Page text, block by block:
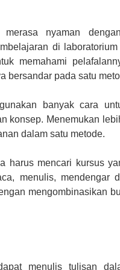
nyaman
di
memahami
bersandar pada satu
banyak cara
konsep. Menemukan
dalam satu metode.
harus mencari kursus
menulis, mendengar
mengombinasikan
menulis tulisan